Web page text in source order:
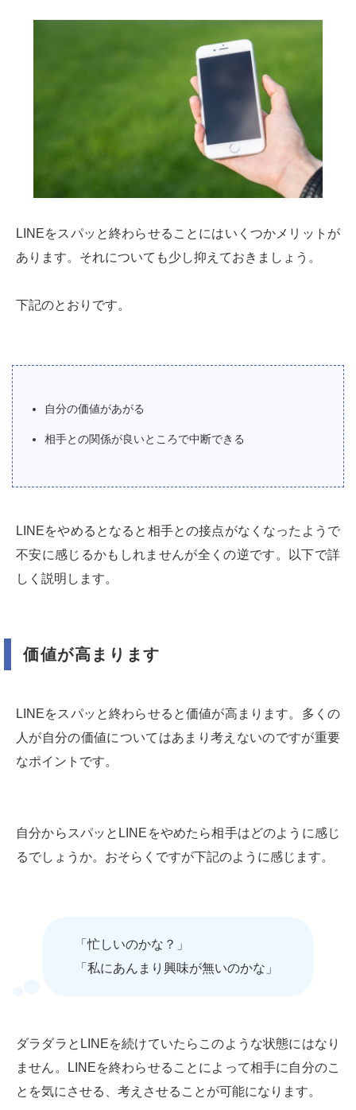
LINEをスパッと終わらせることにはいくつかメリットが
あります。それについても少し抑えておきましょう。
下記のとおりです。
自分の価値があがる
相手との関係が良いところで中断できる
LINEをやめるとなると相手との接点がなくなったようで
不安に感じるかもしれませんが全くの逆です。以下で詳
しく説明します。
価値が高まります
LINEをスパッと終わらせると価値が高まります。多くの
人が自分の価値についてはあまり考えないのですが重要
なポイントです。
自分からスパッとLINEをやめたら相手はどのように感じ
るでしょうか。おそらくですが下記のように感じます。
「忙しいのかな？」
「私にあんまり興味が無いのかな」
ダラダラとLINEを続けていたらこのような状態にはなり
ません。LINEを終わらせることによって相手に自分のこ
とを気にさせる、考えさせることが可能になります。